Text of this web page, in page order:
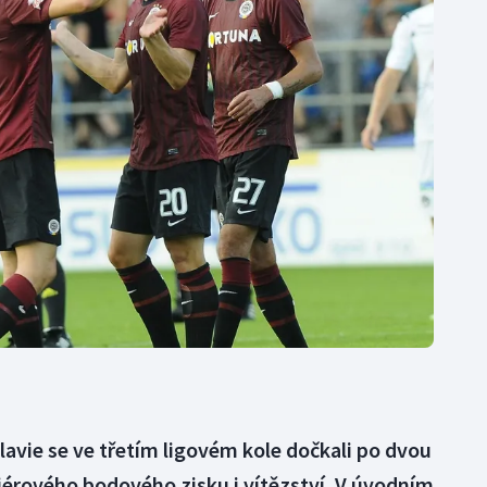
Moderní pětiboj
Motorsport
Olympijské hry
Parasport
Plavání
Plážový volejbal
Triatlon
Veslování
Vodní slalom
Volejbal
Ostatní
se ve třetím ligovém kole dočkali po dvou